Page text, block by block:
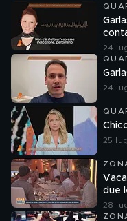
24
24
25
due
28